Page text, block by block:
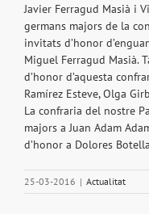
Javier Ferragud Masià i
germans majors de la
invitats d’honor
Miguel Ferragud Masià.
d’honor d’aquesta
Ramírez Esteve, Olga
La confraria del nostre
majors a Juan Adam
d’honor a Dolores
25-03-2016 | Actualitat